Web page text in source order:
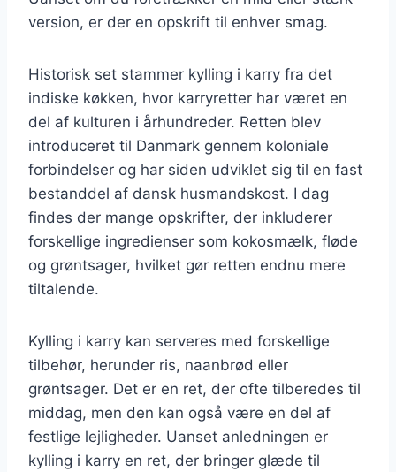
version, er der en opskrift til enhver smag.
Historisk set stammer kylling i karry fra det
indiske køkken, hvor karryretter har været en
del af kulturen i århundreder. Retten blev
introduceret til Danmark gennem koloniale
forbindelser og har siden udviklet sig til en fast
bestanddel af dansk husmandskost. I dag
findes der mange opskrifter, der inkluderer
forskellige ingredienser som kokosmælk, fløde
og grøntsager, hvilket gør retten endnu mere
tiltalende.
Kylling i karry kan serveres med forskellige
tilbehør, herunder ris, naanbrød eller
grøntsager. Det er en ret, der ofte tilberedes til
middag, men den kan også være en del af
festlige lejligheder. Uanset anledningen er
kylling i karry en ret, der bringer glæde til